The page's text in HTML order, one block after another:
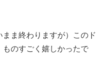
まま終わりますが）このド
のすごく嬉しかったで